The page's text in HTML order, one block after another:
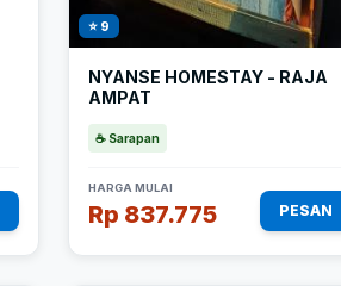
⭐ 9
NYANSE HOMESTAY - RAJA
AMPAT
☕ Sarapan
HARGA MULAI
Rp 837.775 PESAN